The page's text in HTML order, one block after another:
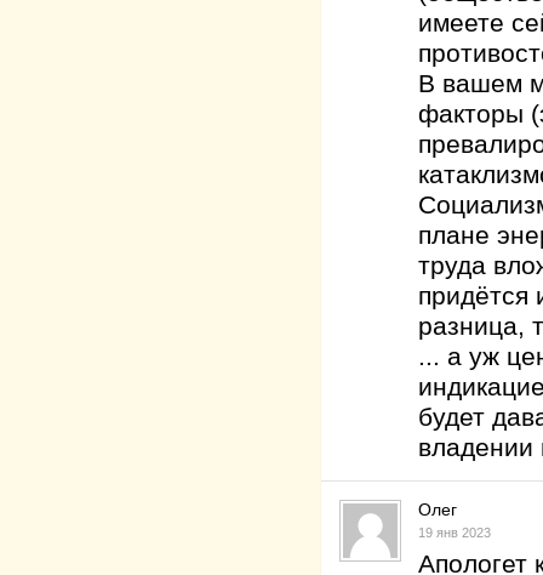
имеете
В вашем
факторы
плане
труда
придётся
разница,
... а уж
будет
владении
Олег
19 янв 2023
Апологет